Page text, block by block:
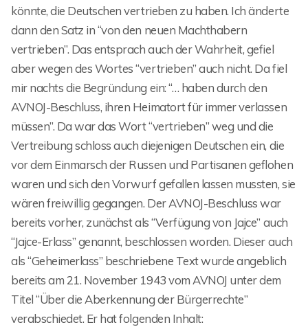
könnte, die Deutschen vertrieben zu haben. Ich änderte
dann den Satz in “von den neuen Machthabern
vertrieben”. Das entsprach auch der Wahrheit, gefiel
aber wegen des Wortes “vertrieben” auch nicht. Da fiel
mir nachts die Begründung ein: “… haben durch den
AVNOJ-Beschluss, ihren Heimatort für immer verlassen
müssen”. Da war das Wort “vertrieben” weg und die
Vertreibung schloss auch diejenigen Deutschen ein, die
vor dem Einmarsch der Russen und Partisanen geflohen
waren und sich den Vorwurf gefallen lassen mussten, sie
wären freiwillig gegangen. Der AVNOJ-Beschluss war
bereits vorher, zunächst als “Verfügung von Jajce” auch
“Jajce-Erlass” genannt, beschlossen worden. Dieser auch
als “Geheimerlass” beschriebene Text wurde angeblich
bereits am 21. November 1943 vom AVNOJ unter dem
Titel “Über die Aberkennung der Bürgerrechte”
verabschiedet. Er hat folgenden Inhalt: